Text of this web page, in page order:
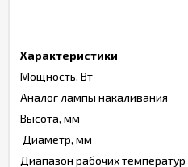
Характеристики
Мощность, Вт
Аналог лампы накаливания
Высота, мм
Диаметр, мм
Диапазон рабочих температур